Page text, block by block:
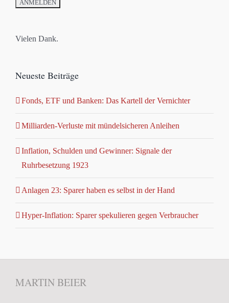
Vielen Dank.
Neueste Beiträge
Fonds, ETF und Banken: Das Kartell der Vernichter
Milliarden-Verluste mit mündelsicheren Anleihen
Inflation, Schulden und Gewinner: Signale der
Ruhrbesetzung 1923
Anlagen 23: Sparer haben es selbst in der Hand
Hyper-Inflation: Sparer spekulieren gegen Verbraucher
MARTIN BEIER